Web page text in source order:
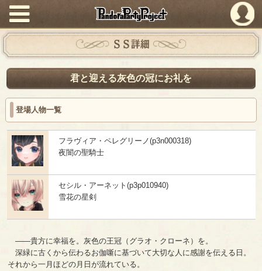
PandoraPartyProject
ＳＳ詳細
君と迎える灰色の冠にお礼を
登場人物一覧
フラヴィア・ペレグリーノ(p3n000318)
夜闇の聖騎士
セシル・アーネット(p3p010940)
雪花の星剣
――貴方に幸福を。灰色の王冠（グラオ・クローネ）を。
深緑に古くから伝わるお伽噺に基づいて大切な人に感謝を伝える日。
それから一月ほどの月日が流れている。